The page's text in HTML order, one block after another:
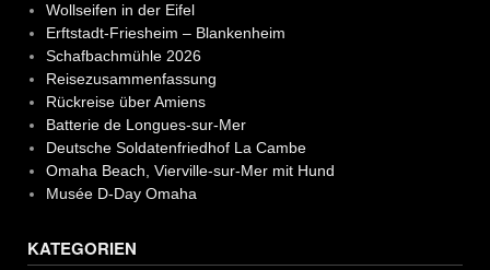
Wollseifen in der Eifel
Erftstadt-Friesheim – Blankenheim
Schafbachmühle 2026
Reisezusammenfassung
Rückreise über Amiens
Batterie de Longues-sur-Mer
Deutsche Soldatenfriedhof La Cambe
Omaha Beach, Vierville-sur-Mer mit Hund
Musée D-Day Omaha
KATEGORIEN